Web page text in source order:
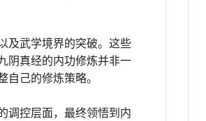
及武学境界的突破。这些
阴真经的内功修炼并非一
己的修炼策略。
调控层面，最终领悟到内